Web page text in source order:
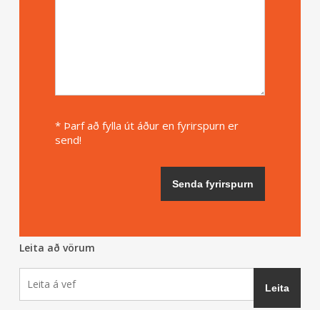
* Þarf að fylla út áður en fyrirspurn er
send!
Leita að vörum